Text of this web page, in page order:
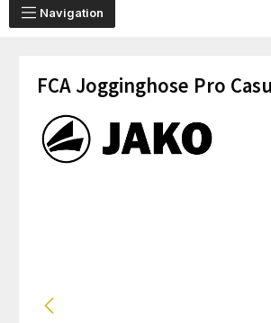
Navigation
FCA Jogginghose Pro